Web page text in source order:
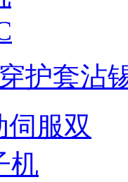
护套沾